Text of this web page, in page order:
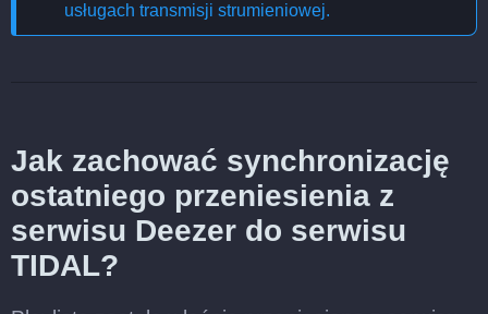
usługach transmisji strumieniowej.
Jak zachować synchronizację
ostatniego przeniesienia z
serwisu Deezer do serwisu
TIDAL?